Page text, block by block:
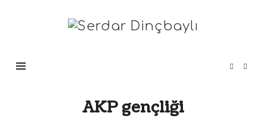
Serdar
AKP gençliği